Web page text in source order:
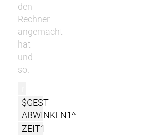
den
Rechner
angemacht
hat
und
so.
$GEST-
ABWINKEN1^
ZEIT1